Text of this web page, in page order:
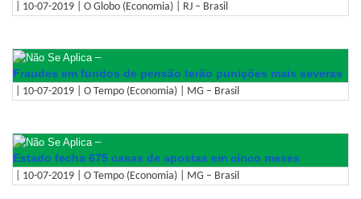
| 10-07-2019 | O Globo (Economia) | RJ – Brasil
–
Fraudes em fundos de pensão terão punições mais severas
| 10-07-2019 | O Tempo (Economia) | MG – Brasil
–
Estado fecha 675 casas de apostas em cinco meses
| 10-07-2019 | O Tempo (Economia) | MG – Brasil